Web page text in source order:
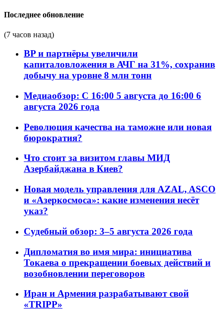
Последнее обновление
(7 часов назад)
BP и партнёры увеличили
капиталовложения в АЧГ на 31%, сохранив
добычу на уровне 8 млн тонн
Медиаобзор: С 16:00 5 августа до 16:00 6
августа 2026 года
Революция качества на таможне или новая
бюрократия?
Что стоит за визитом главы МИД
Азербайджана в Киев?
Новая модель управления для AZAL, ASCO
и «Азеркосмоса»: какие изменения несёт
указ?
Судебный обзор: 3–5 августа 2026 года
Дипломатия во имя мира: инициатива
Токаева о прекращении боевых действий и
возобновлении переговоров
Иран и Армения разрабатывают свой
«TRIPP»